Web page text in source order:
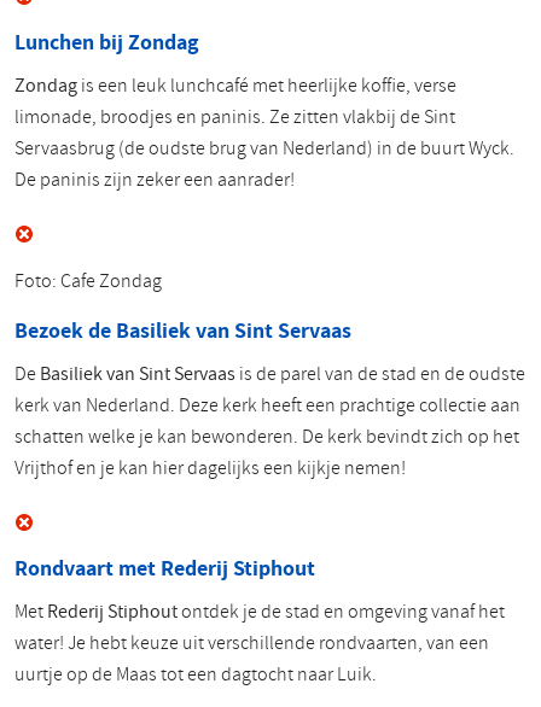
Lunchen bij Zondag
Zondagis een leuk lunchcafé met heerlijke koffie, verse
limonade, broodjes en paninis. Ze zitten vlakbij de Sint
Servaasbrug (de oudste brug van Nederland) in de buurt Wyck.
De paninis zijn zeker een aanrader!
Foto: Cafe Zondag
Bezoek de Basiliek van Sint Servaas
DeBasiliek van Sint Servaas is de parel van de stad en de oudste
kerk van Nederland. Deze kerk heeft een prachtige collectie aan
schatten welke je kan bewonderen. De kerk bevindt zich op het
Vrijthof en je kan hier dagelijks een kijkje nemen!
Rondvaart met Rederij Stiphout
MetRederij Stiphoutontdek je de stad en omgeving vanaf het
water! Je hebt keuze uit verschillende rondvaarten, van een
uurtje op de Maas tot een dagtocht naar Luik.